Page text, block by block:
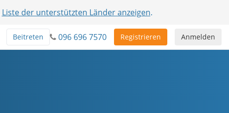
Liste der unterstützten Länder anzeigen.
Anmelden
Registrieren
096 696 7570
Beitreten